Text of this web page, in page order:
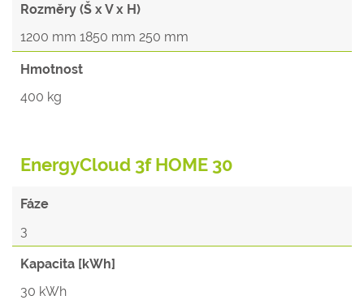
Rozměry (Š x V x H)
1200 mm 1850 mm 250 mm
Hmotnost
400 kg
EnergyCloud 3f HOME 30
Fáze
3
Kapacita [kWh]
30 kWh